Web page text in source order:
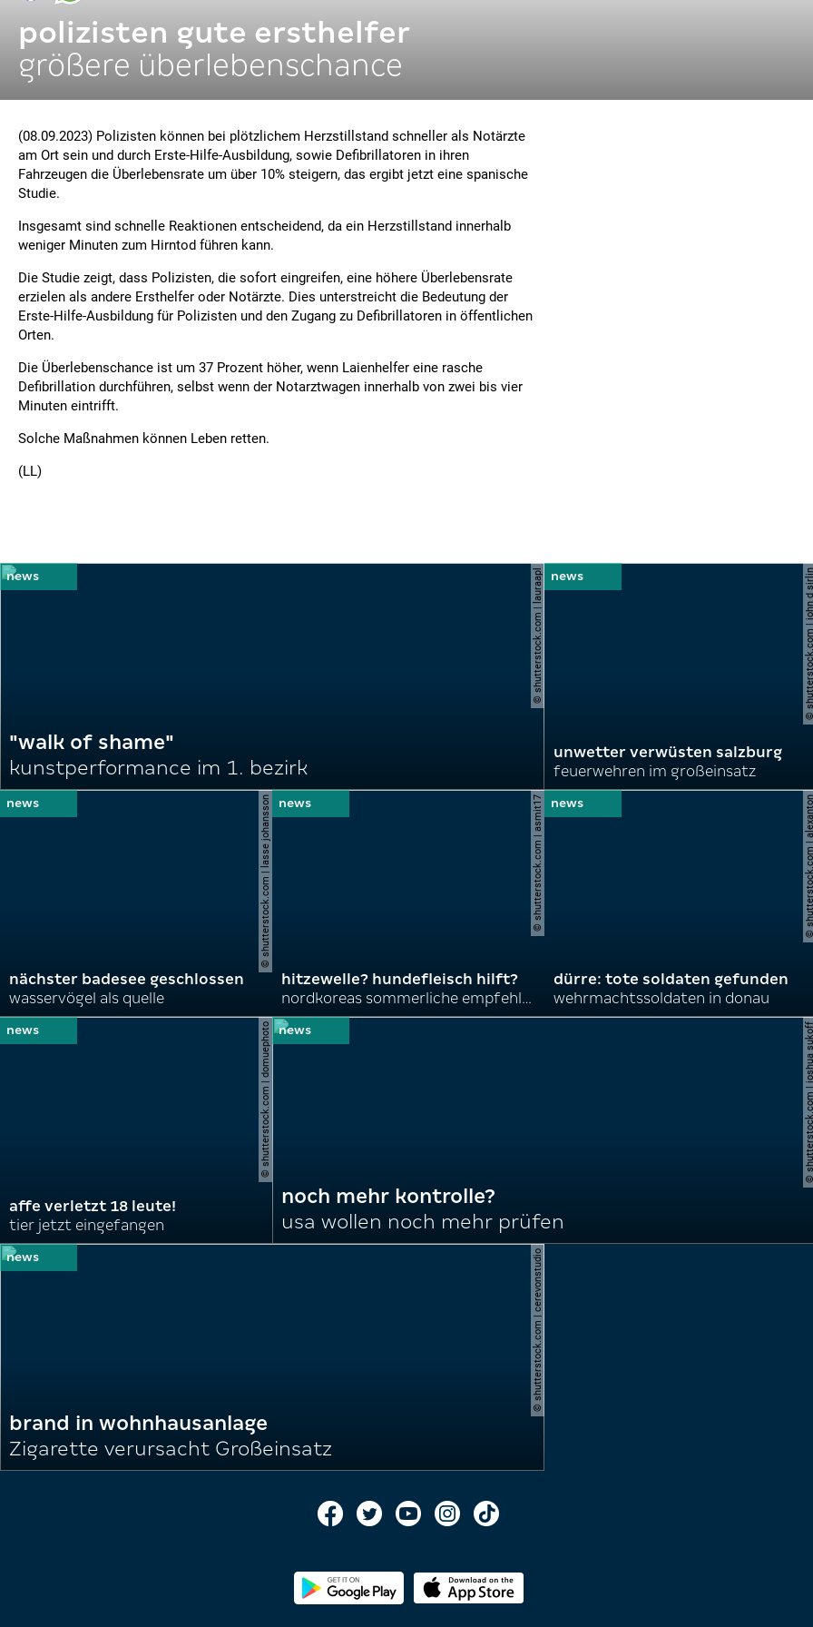
polizisten gute ersthelfer
größere überlebenschance
(08.09.2023) Polizisten können bei plötzlichem Herzstillstand schneller als Notärzte
am Ort sein und durch Erste-Hilfe-Ausbildung, sowie Defibrillatoren in ihren
Fahrzeugen die Überlebensrate um über 10% steigern, das ergibt jetzt eine spanische
Studie.
Insgesamt sind schnelle Reaktionen entscheidend, da ein Herzstillstand innerhalb
weniger Minuten zum Hirntod führen kann.
Die Studie zeigt, dass Polizisten, die sofort eingreifen, eine höhere Überlebensrate
erzielen als andere Ersthelfer oder Notärzte. Dies unterstreicht die Bedeutung der
Erste-Hilfe-Ausbildung für Polizisten und den Zugang zu Defibrillatoren in öffentlichen
Orten.
Die Überlebenschance ist um 37 Prozent höher, wenn Laienhelfer eine rasche
Defibrillation durchführen, selbst wenn der Notarztwagen innerhalb von zwei bis vier
Minuten eintrifft.
Solche Maßnahmen können Leben retten.
(LL)
© shutterstock.com | lauraapl
"walk of shame"
kunstperformance im 1. bezirk
©
unwetter verwüsten salzburg
feuerwehren im großeinsatz
© shutterstock.com | lasse johansson
nächster badesee geschlossen
wasservögel als quelle
© shutterstock.com | asmit17
hitzewelle? hundefleisch hilft?
nordkoreas sommerliche empfehlungen
© shutterstock.com | alexanton
dürre: tote soldaten gefunden
wehrmachtssoldaten in donau
© shutterstock.com | domuephoto
affe verletzt 18 leute!
tier jetzt eingefangen
©
noch mehr kontrolle?
usa wollen noch mehr prüfen
© shutterstock.com | cerevonstudio
brand in wohnhausanlage
Zigarette verursacht Großeinsatz